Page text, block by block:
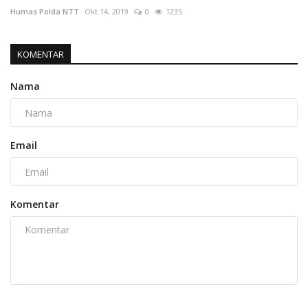
Humas Polda NTT Okt 14, 2019 0 1235
KOMENTAR
Nama
Email
Komentar